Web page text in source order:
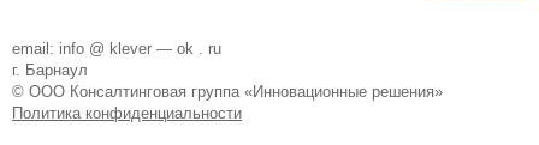
email: info @ klever — ok . ru
г. Барнаул
© ООО Консалтинговая группа «Инновационные решения»
Политика конфиденциальности